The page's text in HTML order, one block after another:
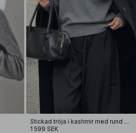
Stickad tröja i kashmir med rund halsringning
1 599 SEK